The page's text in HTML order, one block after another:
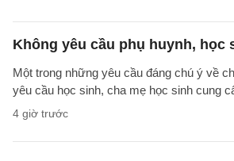
Không yêu cầu phụ huynh, học
Một trong những yêu cầu đáng chú ý về
yêu cầu học sinh, cha mẹ học sinh cung
4 giờ trước